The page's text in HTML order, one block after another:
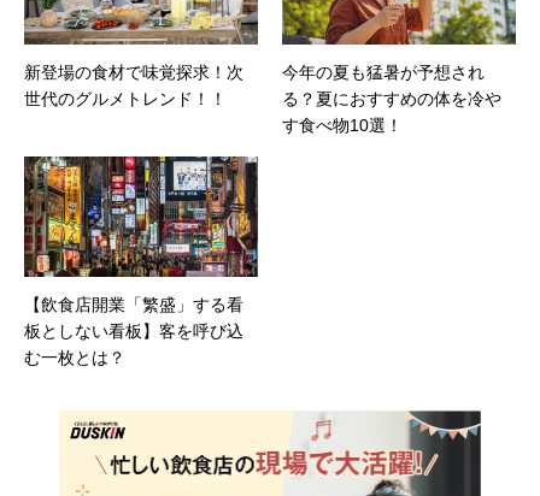
新登場の食材で味覚探求！次
世代のグルメトレンド！！
今年の夏も猛暑が予想され
る？夏におすすめの体を冷や
す食べ物10選！
【飲食店開業「繁盛」する看
板としない看板】客を呼び込
む一枚とは？